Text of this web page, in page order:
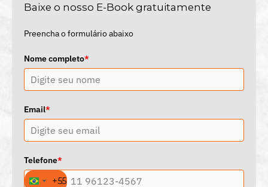
Baixe o nosso E-Book gratuitamente
Preencha o formulário abaixo
Nome completo*
Email*
Telefone*
B +55